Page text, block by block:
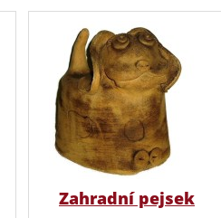
Zahradní pejsek